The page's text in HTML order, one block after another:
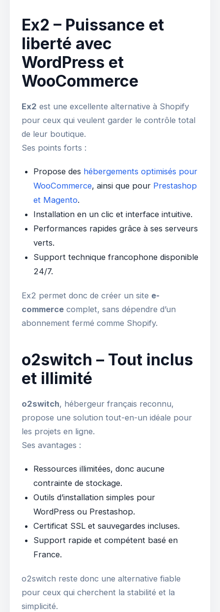
Ex2 – Puissance et
liberté avec
WordPress et
WooCommerce
Ex2 est une excellente alternative à Shopify
pour ceux qui veulent garder le contrôle total
de leur boutique.
Ses points forts :
Propose des hébergements optimisés pour
WooCommerce, ainsi que pour Prestashop
et Magento.
Installation en un clic et interface intuitive.
Performances rapides grâce à ses serveurs
verts.
Support technique francophone disponible
24/7.
Ex2 permet donc de créer un site e-
commerce complet, sans dépendre d’un
abonnement fermé comme Shopify.
o2switch – Tout inclus
et illimité
o2switch, hébergeur français reconnu,
propose une solution tout-en-un idéale pour
les projets en ligne.
Ses avantages :
Ressources illimitées, donc aucune
contrainte de stockage.
Outils d’installation simples pour
WordPress ou Prestashop.
Certificat SSL et sauvegardes incluses.
Support rapide et compétent basé en
France.
o2switch reste donc une alternative fiable
pour ceux qui cherchent la stabilité et la
simplicité.